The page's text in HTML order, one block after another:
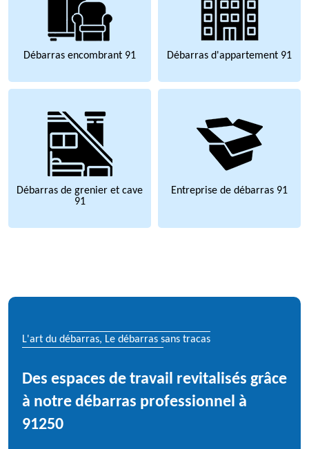
Débarras encombrant 91 Débarras d'appartement 91
Débarras de grenier et cave
91
Entreprise de débarras 91
L'art du débarras, Le débarras sans tracas
Des espaces de travail revitalisés grâce
à notre débarras professionnel à
91250